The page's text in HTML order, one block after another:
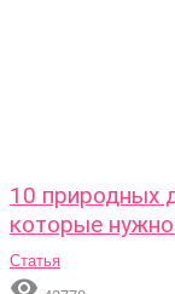
10 природных
которые
Статья
